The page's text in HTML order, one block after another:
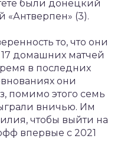
были донецкий
«Антверпен» (3).
то, что они
домашних матчей
в последних
они
помимо этого семь
вничью. Им
чтобы выйти на
впервые с 2021